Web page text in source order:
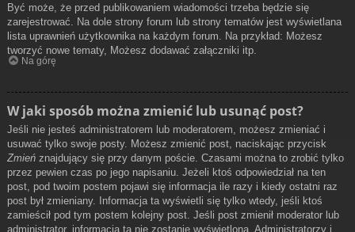
Być może, że przed publikowaniem wiadomości trzeba będzie się
zarejestrować. Na dole strony forum lub strony tematów jest wyświetlana
lista uprawnień użytkownika na każdym forum. Na przykład: Możesz
tworzyć nowe tematy, Możesz dodawać załączniki itp.
Na górę
W jaki sposób można zmienić lub usunąć post?
Jeśli nie jesteś administratorem lub moderatorem, możesz zmieniać i
usuwać tylko swoje posty. Możesz zmienić post, naciskając przycisk
Zmień znajdujący się przy danym poście. Czasami można to zrobić tylko
przez pewien czas po jego napisaniu. Jeżeli ktoś odpowiedział na ten
post, pod twoim postem pojawi się informacja ile razy i kiedy ostatni raz
post był zmieniany. Informacja ta wyświetli się tylko wtedy, jeśli ktoś
zamieścił pod tym postem kolejny post. Jeśli post zmienił moderator lub
administrator, informacja ta nie zostanie wyświetlona. Administratorzy i